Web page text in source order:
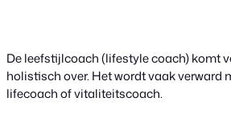
De leefstijlcoach (lifestyle coach) komt
holistisch over. Het wordt vaak verward
lifecoach of vitaliteitscoach.